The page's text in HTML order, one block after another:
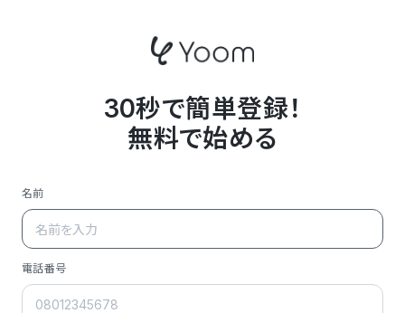
30秒で簡単登録！
無料で始める
名前
電話番号